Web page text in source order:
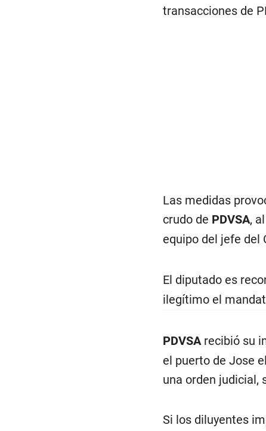
transacciones de
Las medidas
crudo de PDVSA,
equipo del jefe del
El diputado es
ilegítimo el
PDVSA recibió su
el puerto de Jose
una orden judicial,
Si los diluyentes